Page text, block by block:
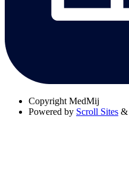
Copyright MedMij
Powered by Scroll Sites &